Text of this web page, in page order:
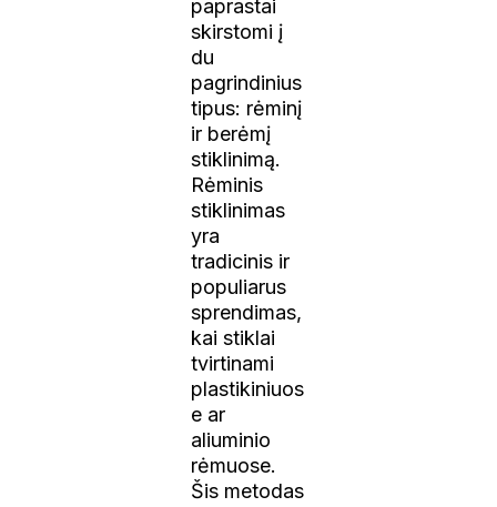
paprastai
skirstomi į
du
pagrindinius
tipus: rėminį
ir berėmį
stiklinimą.
Rėminis
stiklinimas
yra
tradicinis ir
populiarus
sprendimas,
kai stiklai
tvirtinami
plastikiniuos
e ar
aliuminio
rėmuose.
Šis metodas